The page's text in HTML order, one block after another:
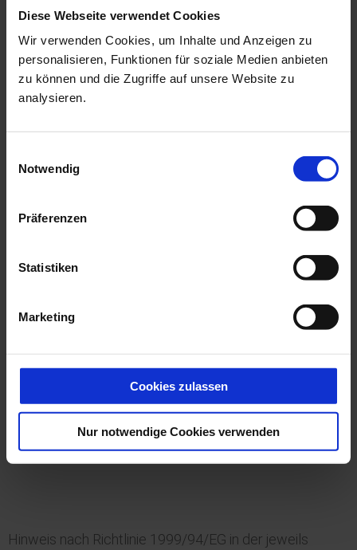
Diese Webseite verwendet Cookies
Wir verwenden Cookies, um Inhalte und Anzeigen zu
personalisieren, Funktionen für soziale Medien anbieten
zu können und die Zugriffe auf unsere Website zu
analysieren.
Notwendig
Präferenzen
Statistiken
Marketing
Cookies zulassen
Nur notwendige Cookies verwenden
Informationen zu den Unterschieden zwischen WLTP
und NEFZ finden Sie unter skoda.de/wltp
Die angegebenen Kraftstoff-, bzw. Stromverbräuche
und CO₂-Emissionswerte wurden nach dem WLTP-
Dieses Verfahren ist realitätsnäher als das bisherige
NEFZ-Verfahren und wird auch zur Bemessung der
KFZ-Steuer herangezogen.
nicht mehr vor.
Škoda Kamiq Essence 1.0 TSI
JETZT ANFRAGEN
Hinweis nach Richtlinie 1999/94/EG in der jeweils